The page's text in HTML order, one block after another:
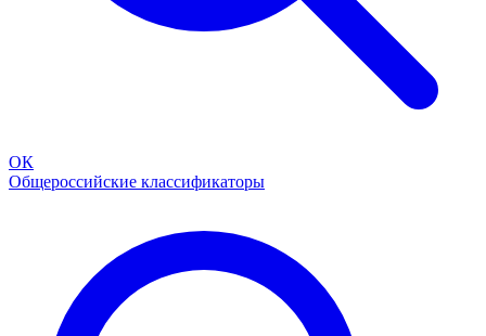
ОК
Общероссийские классификаторы